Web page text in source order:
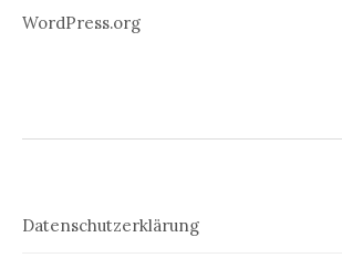
WordPress.org
Datenschutzerklärung